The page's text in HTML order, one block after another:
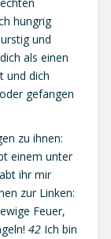
hungrig
und
als einen
und dich
gefangen
zu ihnen:
einem unter
ihr mir
zur Linken:
Feuer,
42 Ich bin